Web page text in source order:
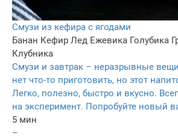
Смузи из кефира с ягодами
Банан Кефир Лед Ежевика Голубика
Клубника
Смузи и завтрак – неразрывные
нет что-то приготовить, но этот
Легко, полезно, быстро и вкусно.
на эксперимент. Попробуйте новый
5 мин
–